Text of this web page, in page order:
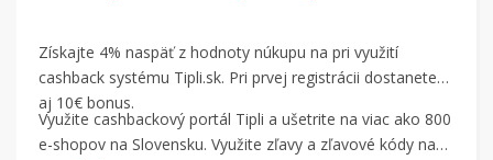
Získajte 4% naspäť z hodnoty núkupu na pri využití
cashback systému Tipli.sk. Pri prvej registrácii dostanete
aj 10€ bonus.
Využite cashbackový portál Tipli a ušetrite na viac ako 800
e-shopov na Slovensku. Využite zľavy a zľavové kódy na